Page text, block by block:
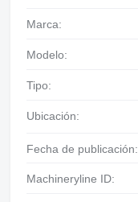
Marca:
Modelo:
Tipo:
Ubicación:
Fecha de publicación:
Machineryline ID: